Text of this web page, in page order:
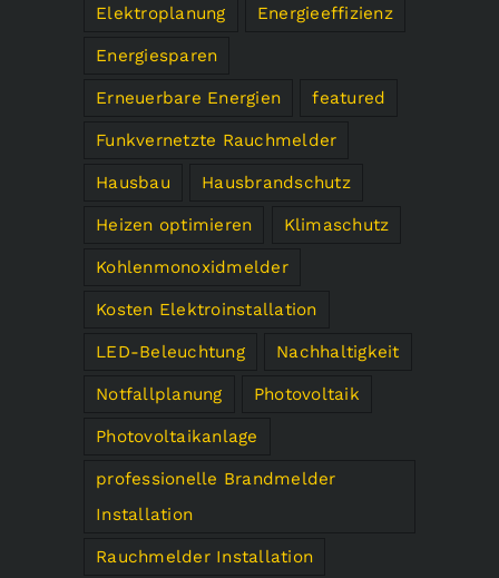
Elektroplanung Energieeffizienz
Energiesparen
Erneuerbare Energien featured
Funkvernetzte Rauchmelder
Hausbau Hausbrandschutz
Heizen optimieren Klimaschutz
Kohlenmonoxidmelder
Kosten Elektroinstallation
LED-Beleuchtung Nachhaltigkeit
Notfallplanung Photovoltaik
Photovoltaikanlage
professionelle Brandmelder
Installation
Rauchmelder Installation